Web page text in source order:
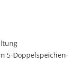
5-Doppelspeichen-